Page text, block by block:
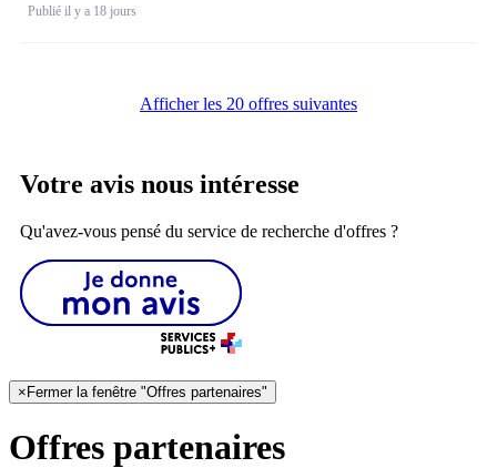
Publié il y a 18 jours
Afficher les 20 offres suivantes
Votre avis nous intéresse
Qu'avez-vous pensé du service de recherche d'offres ?
×Fermer la fenêtre "Offres partenaires"
Offres partenaires